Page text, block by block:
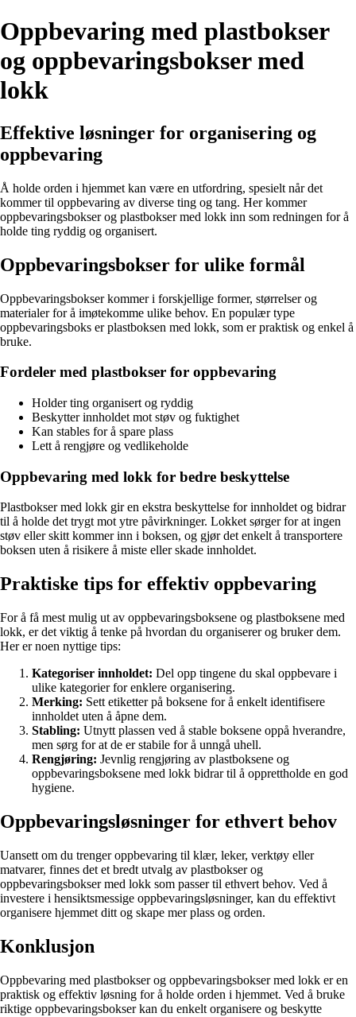
Oppbevaring med plastbokser
og oppbevaringsbokser med
lokk
Effektive løsninger for organisering og
oppbevaring
Å holde orden i hjemmet kan være en utfordring, spesielt når det
kommer til oppbevaring av diverse ting og tang. Her kommer
oppbevaringsbokser og plastbokser med lokk inn som redningen for å
holde ting ryddig og organisert.
Oppbevaringsbokser for ulike formål
Oppbevaringsbokser kommer i forskjellige former, størrelser og
materialer for å imøtekomme ulike behov. En populær type
oppbevaringsboks er plastboksen med lokk, som er praktisk og enkel å
bruke.
Fordeler med plastbokser for oppbevaring
Holder ting organisert og ryddig
Beskytter innholdet mot støv og fuktighet
Kan stables for å spare plass
Lett å rengjøre og vedlikeholde
Oppbevaring med lokk for bedre beskyttelse
Plastbokser med lokk gir en ekstra beskyttelse for innholdet og bidrar
til å holde det trygt mot ytre påvirkninger. Lokket sørger for at ingen
støv eller skitt kommer inn i boksen, og gjør det enkelt å transportere
boksen uten å risikere å miste eller skade innholdet.
Praktiske tips for effektiv oppbevaring
For å få mest mulig ut av oppbevaringsboksene og plastboksene med
lokk, er det viktig å tenke på hvordan du organiserer og bruker dem.
Her er noen nyttige tips:
Kategoriser innholdet: Del opp tingene du skal oppbevare i
ulike kategorier for enklere organisering.
Merking: Sett etiketter på boksene for å enkelt identifisere
innholdet uten å åpne dem.
Stabling: Utnytt plassen ved å stable boksene oppå hverandre,
men sørg for at de er stabile for å unngå uhell.
Rengjøring: Jevnlig rengjøring av plastboksene og
oppbevaringsboksene med lokk bidrar til å opprettholde en god
hygiene.
Oppbevaringsløsninger for ethvert behov
Uansett om du trenger oppbevaring til klær, leker, verktøy eller
matvarer, finnes det et bredt utvalg av plastbokser og
oppbevaringsbokser med lokk som passer til ethvert behov. Ved å
investere i hensiktsmessige oppbevaringsløsninger, kan du effektivt
organisere hjemmet ditt og skape mer plass og orden.
Konklusjon
Oppbevaring med plastbokser og oppbevaringsbokser med lokk er en
praktisk og effektiv løsning for å holde orden i hjemmet. Ved å bruke
riktige oppbevaringsbokser kan du enkelt organisere og beskytte